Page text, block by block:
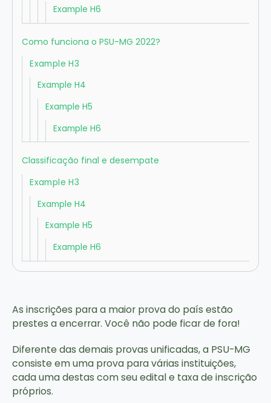
Example H6
Como funciona o PSU-MG 2022?
Example H3
Example H4
Example H5
Example H6
Classificação final e desempate
Example H3
Example H4
Example H5
Example H6
As inscrições para a maior prova do país estão
prestes a encerrar. Você não pode ficar de fora!
Diferente das demais provas unificadas, a PSU-MG
consiste em uma prova para várias instituições,
cada uma destas com seu edital e taxa de inscrição
próprios.